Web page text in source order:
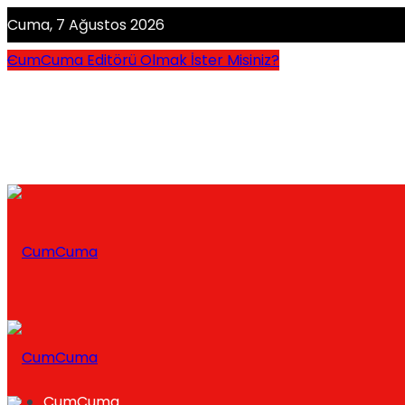
Cuma, 7 Ağustos 2026
CumCuma Editörü Olmak İster Misiniz?